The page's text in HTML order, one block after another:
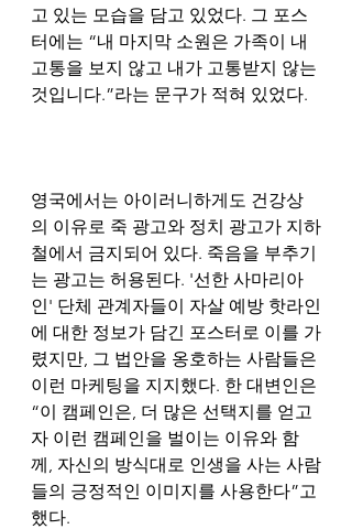
고 있는 모습을 담고 있었다. 그 포스
터에는 “내 마지막 소원은 가족이 내
고통을 보지 않고 내가 고통받지 않는
것입니다.”라는 문구가 적혀 있었다.
영국에서는 아이러니하게도 건강상
의 이유로 죽 광고와 정치 광고가 지하
철에서 금지되어 있다. 죽음을 부추기
는 광고는 허용된다. '선한 사마리아
인' 단체 관계자들이 자살 예방 핫라인
에 대한 정보가 담긴 포스터로 이를 가
렸지만, 그 법안을 옹호하는 사람들은
이런 마케팅을 지지했다. 한 대변인은
“이 캠페인은, 더 많은 선택지를 얻고
자 이런 캠페인을 벌이는 이유와 함
께, 자신의 방식대로 인생을 사는 사람
들의 긍정적인 이미지를 사용한다”고
했다.